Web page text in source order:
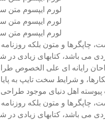
لورم ایپسوم متن
لورم ایپسوم متن
لورم ایپسوم متن
چاپگرها و متون بلکه
می باشد، کتابهای
رایانه ای علی الخصوص
و شرایط سخت تایپ به
چاپگرها و متون بلکه
می باشد، کتابهای